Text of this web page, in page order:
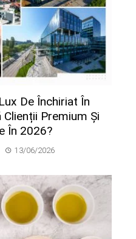
De Închiriat În
Clienții Premium Și
În 2026?
13/06/2026